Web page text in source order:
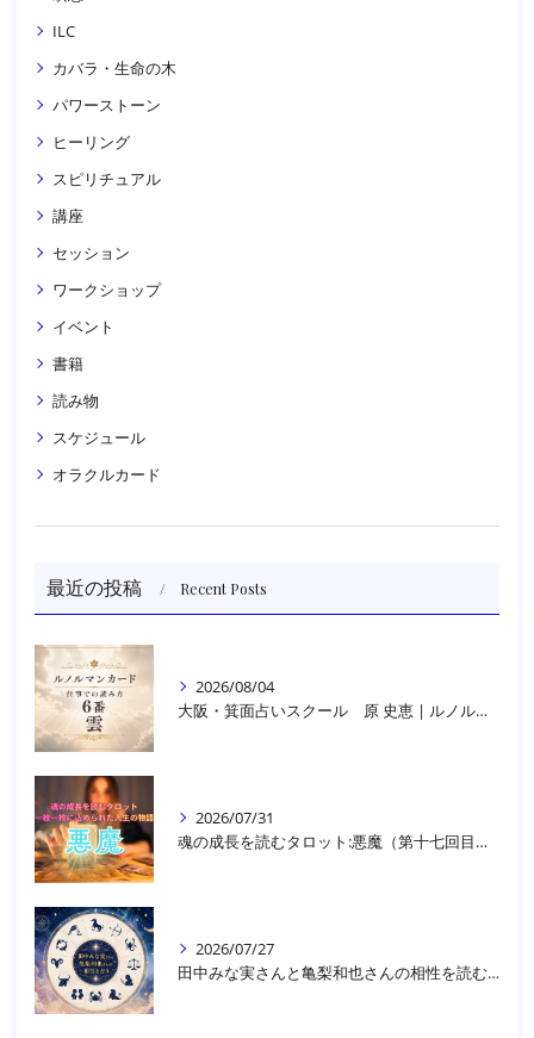
ILC
カバラ・生命の木
パワーストーン
ヒーリング
スピリチュアル
講座
セッション
ワークショップ
イベント
書籍
読み物
スケジュール
オラクルカード
最近の投稿 Recent Posts
2026/08/04
大阪・箕面占いスクール 原 史恵 | ルノルマンカード読み方のコツ「雲」 仕事をテーマに占った場合
2026/07/31
魂の成長を読むタロット:悪魔（第十七回目）｜大阪・箕面占いスクールラブアンドライト
2026/07/27
田中みな実さんと亀梨和也さんの相性を読む｜大阪・箕面占いスクールラブアンドライト